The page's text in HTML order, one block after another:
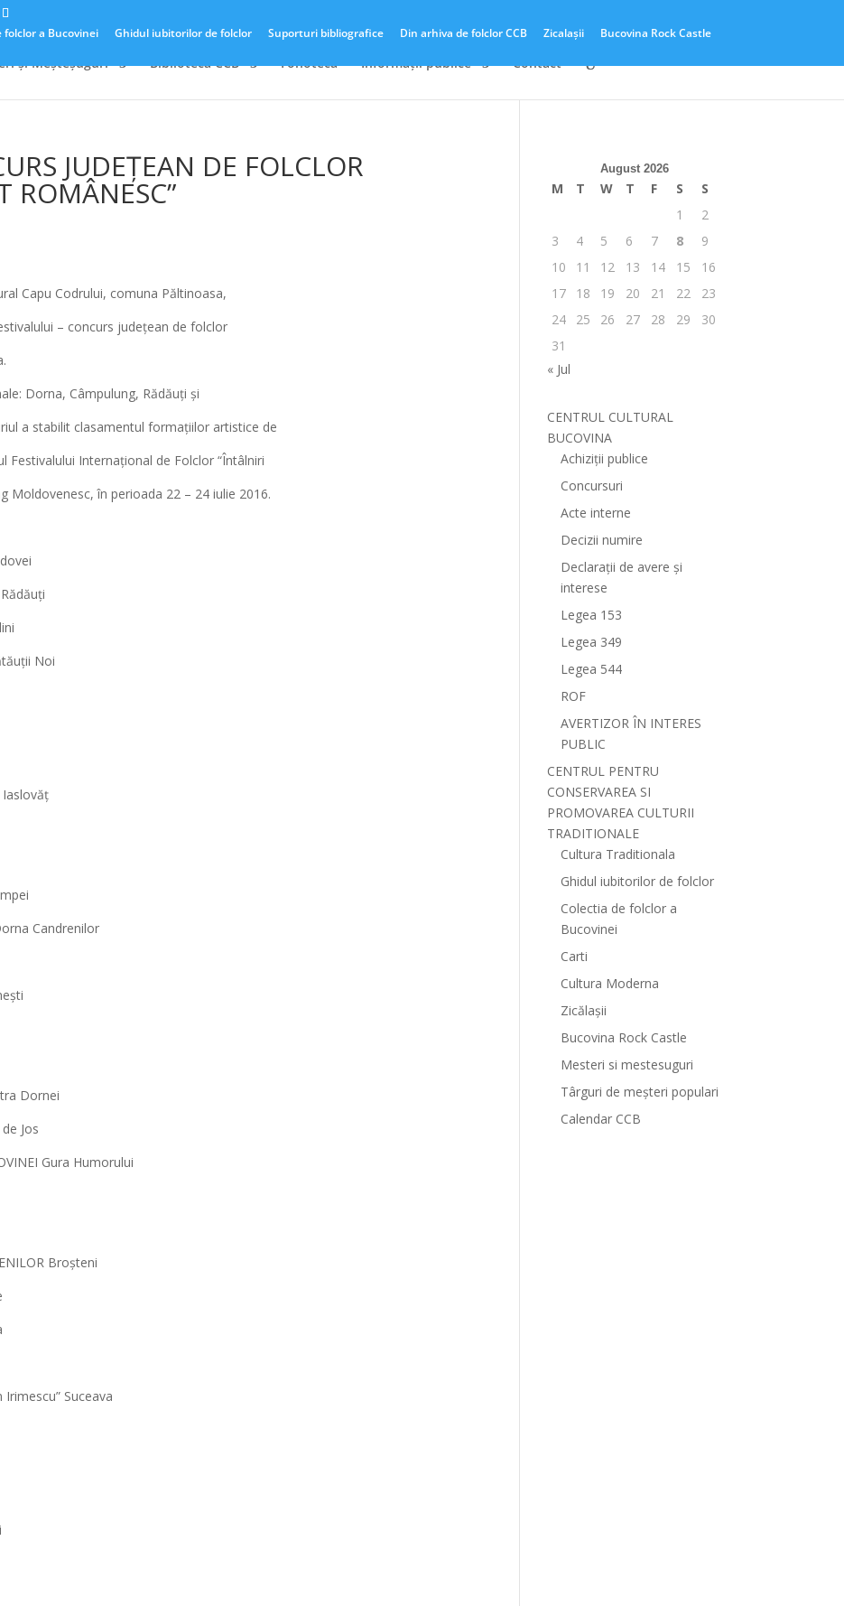
folclor a Bucovinei Ghidul iubitorilor de folclor Suporturi bibliografice Din arhiva de folclor CCB Zicalașii
Bucovina Rock Castle
și Meșteșuguri Biblioteca CCB Fonotecă Informații publice Contact
JUDEȚEAN DE FOLCLOR
ROMÂNESC”
Capu Codrului, comuna Păltinoasa,
– concurs județean de folclor
Dorna, Câmpulung, Rădăuți și
a stabilit clasamentul formațiilor artistice de
Internațional de Folclor “Întâlniri
Moldovenesc, în perioada 22 – 24 iulie 2016.
Noi
Iaslovăț
Candrenilor
Dornei
Jos
Gura Humorului
Broșteni
Suceava
August 2026
M T W T F S
S
1
2
3
4 5 6 7 8
9
10
11 12 13 14 15
16
17
18 19 20 21 22
23
24
25 26 27 28 29
30
31
« Jul
CENTRUL CULTURAL
BUCOVINA
Achiziții publice
Concursuri
Acte interne
Decizii numire
Declarații de avere și
interese
Legea 153
Legea 349
Legea 544
ROF
AVERTIZOR ÎN INTERES
PUBLIC
CENTRUL PENTRU
CONSERVAREA SI
PROMOVAREA CULTURII
TRADITIONALE
Cultura Traditionala
Ghidul iubitorilor de folclor
Colectia de folclor a
Bucovinei
Carti
Cultura Moderna
Zicălașii
Bucovina Rock Castle
Mesteri si mestesuguri
Târguri de meșteri populari
Calendar CCB